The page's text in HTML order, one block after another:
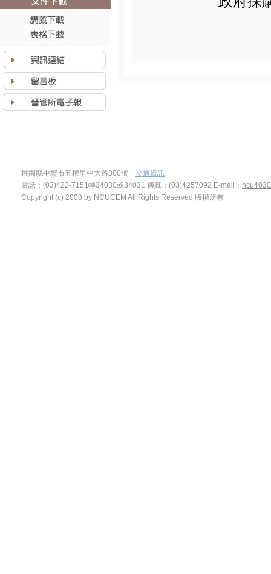
桃園縣中壢市五權里中大路300號 交通資訊
電話：(03)422-7151轉34030或34031 傳真：(03)4257092 E-mail：
Copyright (c) 2008 by NCUCEM All Rights Reserved 版權所有